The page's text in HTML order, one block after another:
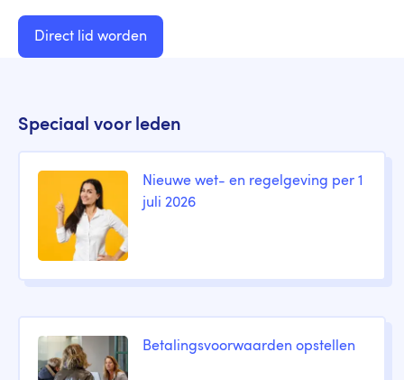
Direct lid worden
Speciaal voor leden
Nieuwe wet- en regelgeving per 1
juli 2026
Betalingsvoorwaarden opstellen